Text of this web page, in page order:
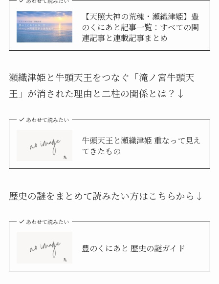
【天照大神の荒魂・瀬織津姫】豊
のくにあと記事一覧：すべての関
連記事と連載記事まとめ
瀬織津姫と牛頭天王をつなぐ「滝ノ宮牛頭天
王」が消された理由と二柱の関係とは？↓
あわせて読みたい
牛頭天王と瀬織津姫 重なって見え
てきたもの
歴史の謎をまとめて読みたい方はこちらから↓
あわせて読みたい
豊のくにあと 歴史の謎ガイド